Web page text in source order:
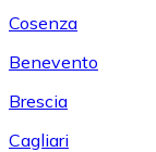
Cosenza
Benevento
Brescia
Cagliari